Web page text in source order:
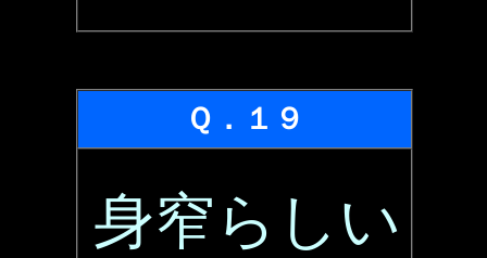
Ｑ．１９
身窄らしい